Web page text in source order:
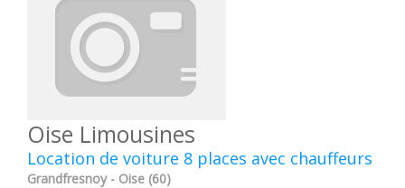
Oise Limousines
Location de voiture 8 places avec chauffeurs
Grandfresnoy - Oise (60)